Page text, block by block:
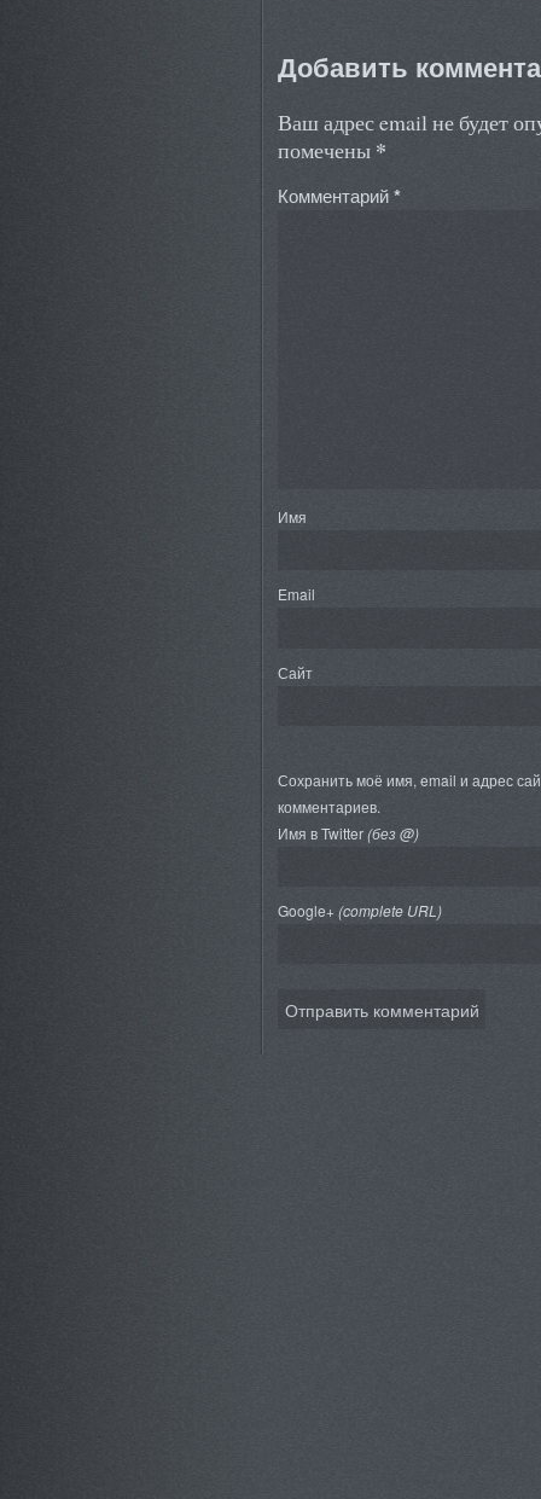
Добавить
Ваш адрес email не будет
помечены *
Комментарий*
Имя
Email
Сайт
Сохранить моё имя, email и адрес
комментариев.
Имя в Twitter(без @)
Google+ (complete URL)